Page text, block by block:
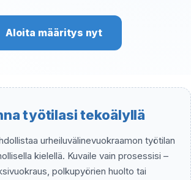
Aloita määritys nyt
työtilasi tekoälyllä
urheiluvälinevuokraamon työtilan
kielellä. Kuvaile vain prosessisi –
polkupyörien huolto tai